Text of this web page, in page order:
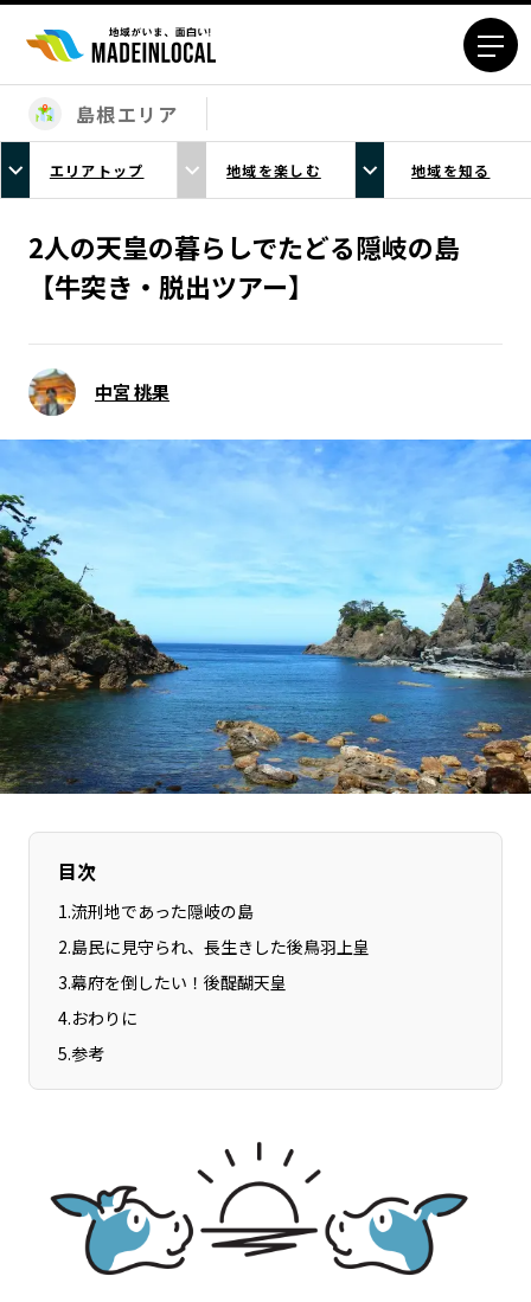
エリアから探す
北海道エリア
青森エリア
岩手エリア
宮城エリア
秋田エリア
山形エリア
福島エリア
茨城エリア
栃木エリア
群馬エリア
埼玉エリア
東京23区エリア
神奈川エリア
新潟エリア
石川エリア
福井エリア
長野エリア
静岡エリア
愛知エリア
三重エリア
滋賀エリア
京都エリア
大阪市エリア
北摂エリア
堺・泉州エリア
河内エリア
兵庫エリア
奈良エリア
和歌山エリア
カテゴリから探す
特集コンテンツ
地域を代表する 企業100選
島根エリア
エリアトップ 地域を楽しむ 地域を知る
2人の天皇の暮らしでたどる隠岐の島
【牛突き・脱出ツアー】
中宮 桃果
目次
1.流刑地であった隠岐の島
2.島民に見守られ、長生きした後鳥羽上皇
3.幕府を倒したい！後醍醐天皇
4.おわりに
5.参考